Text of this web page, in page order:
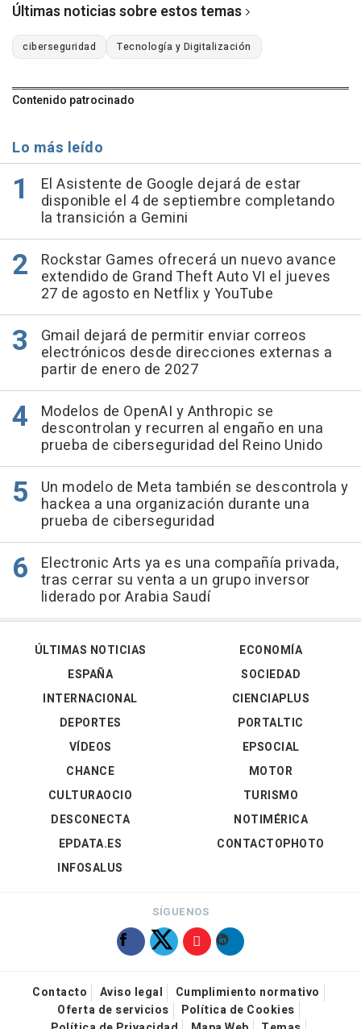
Últimas noticias sobre estos temas
ciberseguridad Tecnología y Digitalización
Contenido patrocinado
Lo más leído
El Asistente de Google dejará de estar
disponible el 4 de septiembre completando
la transición a Gemini
Rockstar Games ofrecerá un nuevo avance
extendido de Grand Theft Auto VI el jueves
27 de agosto en Netflix y YouTube
Gmail dejará de permitir enviar correos
electrónicos desde direcciones externas a
partir de enero de 2027
Modelos de OpenAI y Anthropic se
descontrolan y recurren al engaño en una
prueba de ciberseguridad del Reino Unido
Un modelo de Meta también se descontrola y
hackea a una organización durante una
prueba de ciberseguridad
Electronic Arts ya es una compañía privada,
tras cerrar su venta a un grupo inversor
liderado por Arabia Saudí
ÚLTIMAS NOTICIAS
ESPAÑA
INTERNACIONAL
DEPORTES
VÍDEOS
ECONOMÍA
SOCIEDAD
CIENCIAPLUS
PORTALTIC
EPSOCIAL
CHANCE
CULTURAOCIO
DESCONECTA
EPDATA.ES
INFOSALUS
MOTOR
TURISMO
NOTIMÉRICA
CONTACTOPHOTO
SÍGUENOS
Contacto Aviso legal
Cumplimiento normativo
Oferta de servicios
Política de Cookies